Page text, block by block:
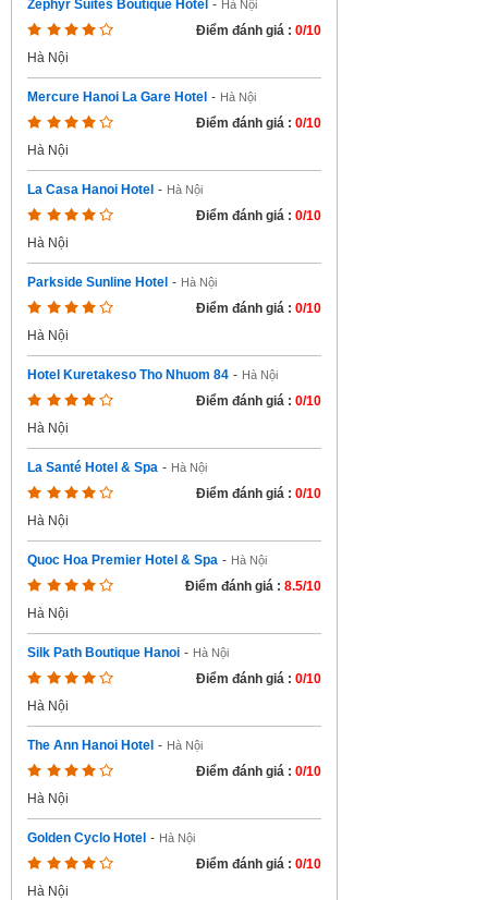
Zephyr Suites Boutique Hotel - Hà Nội
Điểm đánh giá : 0/10
Hà Nội
Mercure Hanoi La Gare Hotel - Hà Nội
Điểm đánh giá : 0/10
Hà Nội
La Casa Hanoi Hotel - Hà Nội
Điểm đánh giá : 0/10
Hà Nội
Parkside Sunline Hotel - Hà Nội
Điểm đánh giá : 0/10
Hà Nội
Hotel Kuretakeso Tho Nhuom 84 - Hà Nội
Điểm đánh giá : 0/10
Hà Nội
La Santé Hotel & Spa - Hà Nội
Điểm đánh giá : 0/10
Hà Nội
Quoc Hoa Premier Hotel & Spa - Hà Nội
Điểm đánh giá : 8.5/10
Hà Nội
Silk Path Boutique Hanoi - Hà Nội
Điểm đánh giá : 0/10
Hà Nội
The Ann Hanoi Hotel - Hà Nội
Điểm đánh giá : 0/10
Hà Nội
Golden Cyclo Hotel - Hà Nội
Điểm đánh giá : 0/10
Hà Nội